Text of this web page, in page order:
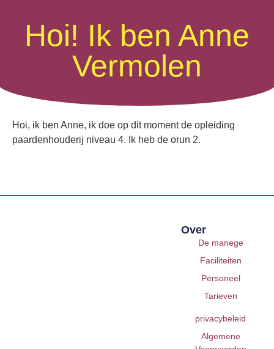
Hoi! Ik ben Anne
Vermolen
Hoi, ik ben Anne, ik doe op dit moment de opleiding
paardenhouderij niveau 4. Ik heb de orun 2.
Over
De manege
Faciliteiten
Personeel
Tarieven
privacybeleid
Algemene